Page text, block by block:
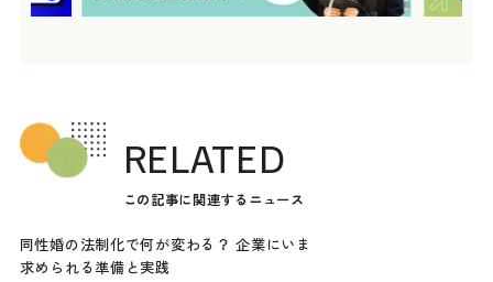
RELATED
この記事に関連するニュース
同性婚の法制化で何が変わる？ 企業にいま
求められる準備と実践